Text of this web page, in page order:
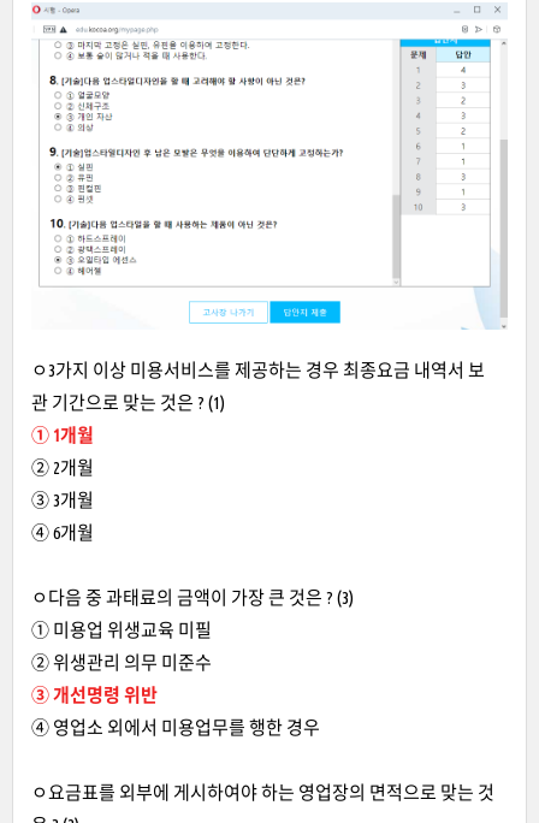
ㅇ3가지 이상 미용서비스를 제공하는 경우 최종요금 내역서 보
관 기간으로 맞는 것은 ? (1)
① 1개월
② 2개월
③ 3개월
④ 6개월
ㅇ다음 중 과태료의 금액이 가장 큰 것은 ? (3)
① 미용업 위생교육 미필
② 위생관리 의무 미준수
③ 개선명령 위반
④ 영업소 외에서 미용업무를 행한 경우
ㅇ요금표를 외부에 게시하여야 하는 영업장의 면적으로 맞는 것